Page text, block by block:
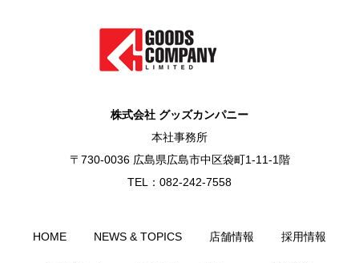
株式会社 グッズカンパニー
本社事務所
〒730-0036 広島県広島市中区袋町1-11-1階
TEL：082-242-7558
HOME NEWS & TOPICS 店舗情報 採用情報